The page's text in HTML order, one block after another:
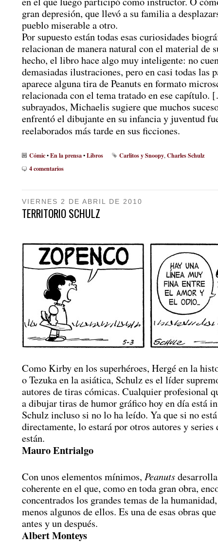
gran depresión, que llevó a su familia a
pueblo miserable a otro.
Por supuesto están todas esas curiosidades
relacionan de manera natural con el material de
hecho, el libro hace algo muy inteligente: no
demasiadas ilustraciones, pero en casi todas las
aparece alguna tira de Peanuts en formato
relacionada con el tema tratado en ese
subrayados, Michaelis sugiere que muchos
enfrentó el dibujante en su infancia y juventud
reelaborados más tarde en sus ficciones.
Cómic•En la prensa•Libros Carlitos y Snoopy, Charles Schulz
4 comentarios
VIERNES 2 DE ABRIL DE 2010
TERRITORIO SCHULZ
Como Kirby en los superhéroes, Hergé en la
o Tezuka en la asiática, Schulz es el líder
autores de tiras cómicas. Cualquier profesional
a dibujar tiras de humor gráfico hoy en día está
Schulz incluso si no lo ha leído. Ya que si no
directamente, lo estará por otros autores y series
están.
Mauro Entrialgo
Con unos elementos mínimos, Peanuts
coherente en el que, como en toda gran obra,
concentrados los grandes temas de la
menos algunos de ellos. Es una de esas obras
antes y un después.
Albert Monteys